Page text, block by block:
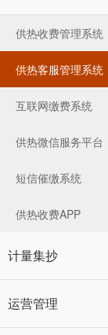
供热收费管理系统
供热客服管理系统
互联网缴费系统
供热微信服务平台
短信催缴系统
供热收费APP
计量集抄
运营管理